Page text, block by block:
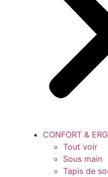
CONFORT &
Tout voir
Sous main
Tapis de